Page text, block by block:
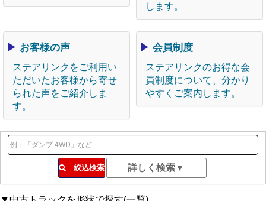
します。
▶ お客様の声
ステアリンクをご利用い
ただいたお客様から寄せ
られた声をご紹介しま
す。
▶ 会員制度
ステアリンクのお得な会
員制度について、分かり
やすくご案内します。
絞込検索